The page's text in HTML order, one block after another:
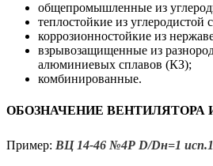
общепромышленные из
теплостойкие из углеродистой
коррозионностойкие из
взрывозащищенные из
алюминиевых сплавов (КЗ);
комбинированные.
ОБОЗНАЧЕНИЕ ВЕНТИЛЯТОРА
Пример: ВЦ 14-46 №4Р D/Dн=1